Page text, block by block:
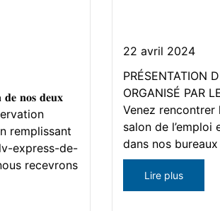
𝐝𝐞 𝐧𝐨𝐬 𝐝𝐞𝐮𝐱
remplissant
express-de-
recevrons
22 avril 2024
PRÉSENTATION
ORGANISÉ PAR
Venez rencontrer
salon de
dans nos
Lire plus